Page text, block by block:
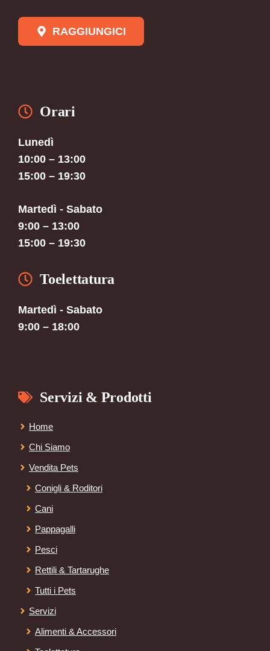
RAGGIUNGICI
Orari
Lunedì
10:00 – 13:00
15:00 – 19:30
Martedì - Sabato
9:00 – 13:00
15:00 – 19:30
Toelettatura
Martedì - Sabato
9:00 – 18:00
Servizi & Prodotti
Home
Chi Siamo
Vendita Pets
Conigli & Roditori
Cani
Pappagalli
Pesci
Rettili & Tartarughe
Tutti i Pets
Servizi
Alimenti & Accessori